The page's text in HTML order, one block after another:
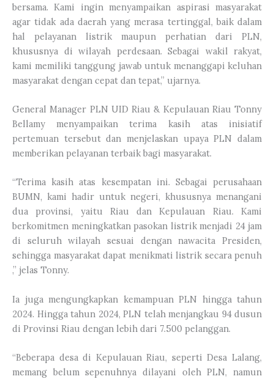
bersama. Kami ingin menyampaikan aspirasi masyarakat
agar tidak ada daerah yang merasa tertinggal, baik dalam
hal pelayanan listrik maupun perhatian dari PLN,
khususnya di wilayah perdesaan. Sebagai wakil rakyat,
kami memiliki tanggung jawab untuk menanggapi keluhan
masyarakat dengan cepat dan tepat,” ujarnya.
General Manager PLN UID Riau & Kepulauan Riau Tonny
Bellamy menyampaikan terima kasih atas inisiatif
pertemuan tersebut dan menjelaskan upaya PLN dalam
memberikan pelayanan terbaik bagi masyarakat.
“Terima kasih atas kesempatan ini. Sebagai perusahaan
BUMN, kami hadir untuk negeri, khususnya menangani
dua provinsi, yaitu Riau dan Kepulauan Riau. Kami
berkomitmen meningkatkan pasokan listrik menjadi 24 jam
di seluruh wilayah sesuai dengan nawacita Presiden,
sehingga masyarakat dapat menikmati listrik secara penuh
,” jelas Tonny.
Ia juga mengungkapkan kemampuan PLN hingga tahun
2024. Hingga tahun 2024, PLN telah menjangkau 94 dusun
di Provinsi Riau dengan lebih dari 7.500 pelanggan.
“Beberapa desa di Kepulauan Riau, seperti Desa Lalang,
memang belum sepenuhnya dilayani oleh PLN, namun